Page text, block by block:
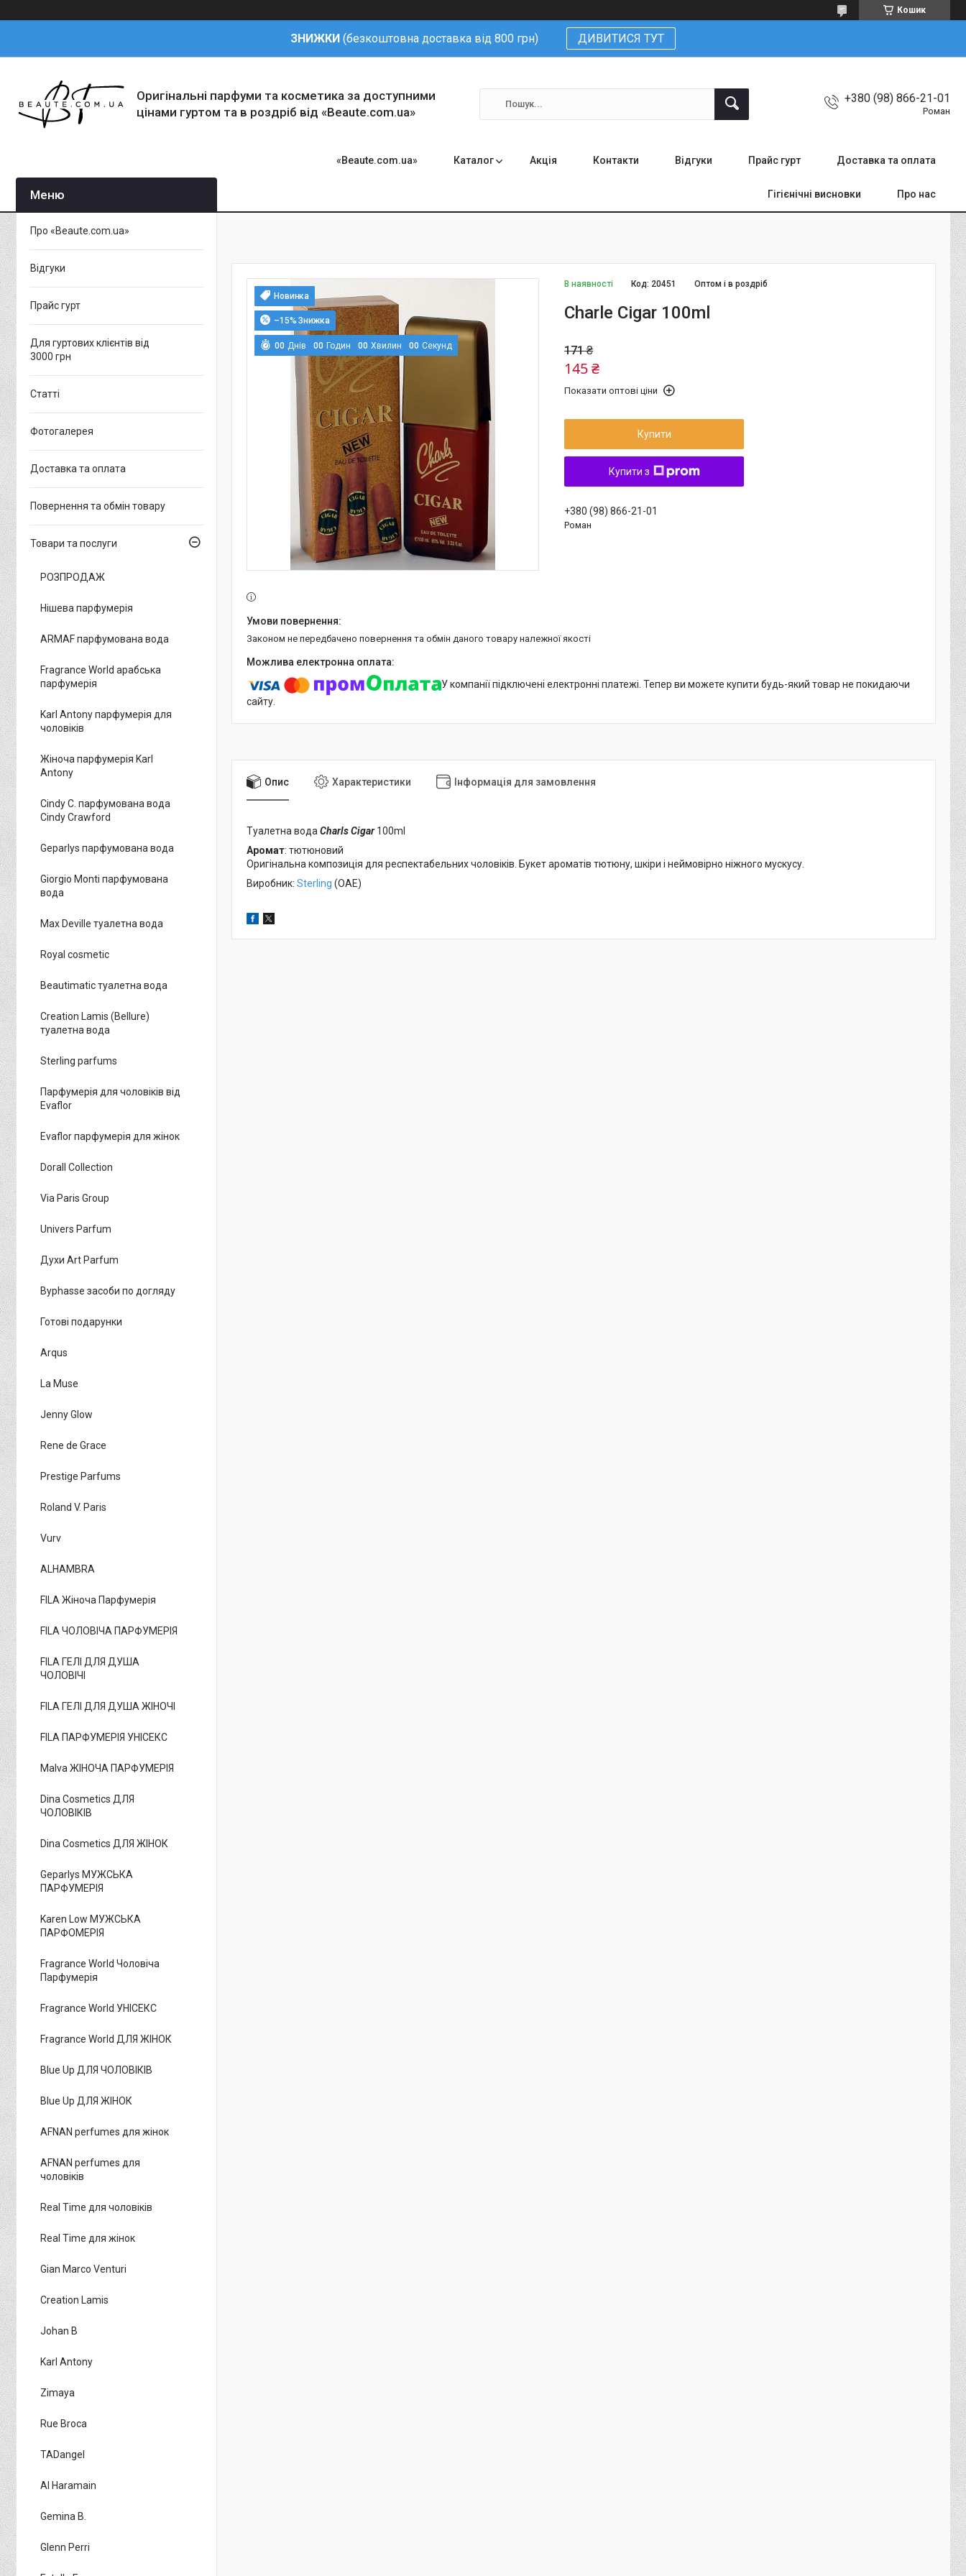
Кошик
ЗНИЖКИ (безкоштовна доставка від 800 грн) ДИВИТИСЯ ТУТ
Оригінальні парфуми та косметика за доступними
цінами гуртом та в роздріб від «Beaute.com.ua»
+380 (98) 866-21-01
Роман
«Beaute.com.ua» Каталог Акція Контакти Відгуки Прайс гурт Доставка та оплата
Гігієнічні висновки Про нас
Новинка
–15%
00 Днів 00 Годин 00 Хвилин 00 Секунд
В наявності Оптом і в роздріб
Код: 20451
Charle Cigar 100ml
171 ₴
145 ₴
Показати оптові ціни
Купити
Купити з
+380 (98) 866-21-01
Роман
Законом не передбачено повернення та обмін даного товару належної якості
У компанії підключені електронні платежі. Тепер ви можете купити будь-який товар не покидаючи
сайту.
Опис Характеристики Інформація для замовлення
Туалетна водаCharls Cigar100ml
Аромат: тютюновий
Оригінальна композиція для респектабельних чоловіків. Букет ароматів тютюну, шкіри і неймовірно ніжного мускусу.
Виробник: Sterling (ОАЕ)
Про «Beaute.com.ua»
Відгуки
Прайс гурт
Для гуртових клієнтів від
3000 грн
Статті
Фотогалерея
Доставка та оплата
Повернення та обмін товару
Товари та послуги
РОЗПРОДАЖ
Нішева парфумерія
ARMAF парфумована вода
Fragrance World арабська
парфумерія
Karl Antony парфумерія для
чоловіків
Жіноча парфумерія Karl
Antony
Cindy C. парфумована вода
Cindy Crawford
Geparlys парфумована вода
Giorgio Monti парфумована
вода
Max Deville туалетна вода
Royal cosmetic
Beautimatic туалетна вода
Creation Lamis (Bellure)
туалетна вода
Sterling parfums
Парфумерія для чоловіків від
Evaflor
Evaflor парфумерія для жінок
Dorall Collection
Via Paris Group
Univers Parfum
Духи Art Parfum
Byphasse засоби по догляду
Готові подарунки
Arqus
La Muse
Jenny Glow
Rene de Grace
Prestige Parfums
Roland V. Paris
Vurv
ALHAMBRA
FILA Жіноча Парфумерія
FILA ЧОЛОВІЧА ПАРФУМЕРІЯ
FILA ГЕЛІ ДЛЯ ДУША
ЧОЛОВІЧІ
FILA ГЕЛІ ДЛЯ ДУША ЖІНОЧІ
FILA ПАРФУМЕРІЯ УНІСЕКС
Malva ЖІНОЧА ПАРФУМЕРІЯ
Dina Cosmetics ДЛЯ
ЧОЛОВІКІВ
Dina Cosmetics ДЛЯ ЖІНОК
Geparlys МУЖСЬКА
ПАРФУМЕРІЯ
Karen Low МУЖСЬКА
ПАРФОМЕРІЯ
Fragrance World Чоловіча
Парфумерія
Fragrance World УНІСЕКС
Fragrance World ДЛЯ ЖІНОК
Blue Up ДЛЯ ЧОЛОВІКІВ
Blue Up ДЛЯ ЖІНОК
AFNAN perfumes для жінок
AFNAN perfumes для
чоловіків
Real Time для чоловіків
Real Time для жінок
Gian Marco Venturi
Creation Lamis
Johan B
Karl Antony
Zimaya
Rue Broca
TADangel
Al Haramain
Gemina B.
Glenn Perri